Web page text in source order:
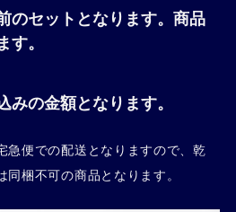
のセットとなります。商品
す。
みの金額となります。
便での配送となりますので、乾
梱不可の商品となります。